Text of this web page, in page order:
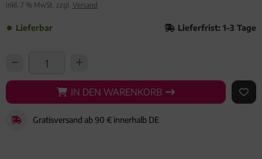
inkl. 7 % MwSt. zzgl. Versand
Lieferbar Lieferfrist: 1-3 Tage
IN DEN WARENKORB
IN DEN WARENKORB AUF
Gratisversand ab 90 € innerhalb DE